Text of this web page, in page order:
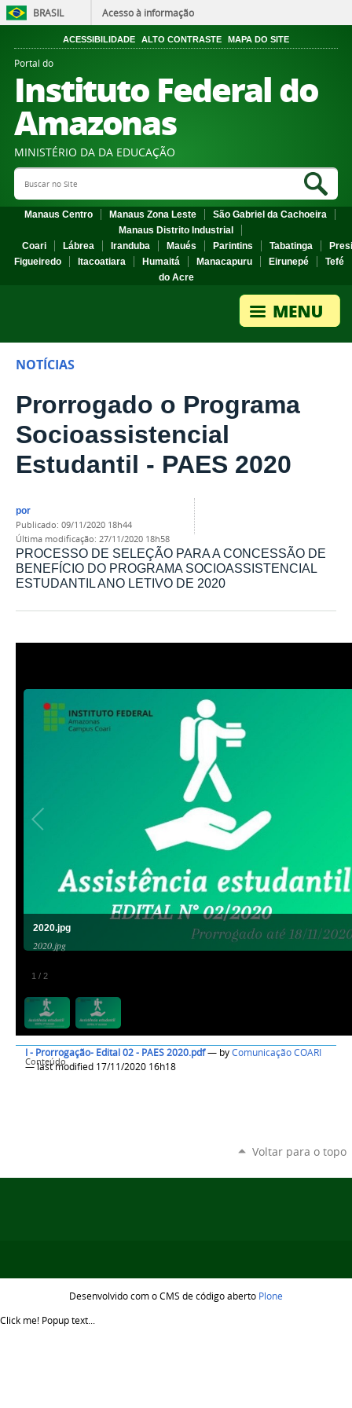
BRASIL Acesso à informação
ACESSIBILIDADE ALTO CONTRASTE MAPA DO SITE
Portal do
Instituto Federal do
Amazonas
MINISTÉRIO DA DA EDUCAÇÃO
Search Site
Manaus Centro Manaus Zona Leste
São Gabriel da Cachoeira
Manaus Distrito Industrial
Coari
Lábrea Iranduba Maués Parintins Tabatinga
Figueiredo
Itacoatiara Humaitá Manacapuru Eirunepé
Tefé
do Acre
NOTÍCIAS
Prorrogado o Programa
Socioassistencial
Estudantil - PAES 2020
por
publicado: 09/11/2020 18h44
última modificação: 27/11/2020 18h58
PROCESSO DE SELEÇÃO PARA A CONCESSÃO DE
BENEFÍCIO DO PROGRAMA SOCIOASSISTENCIAL
ESTUDANTIL ANO LETIVO DE 2020
1 / 2
2020.jpg
2020.jpg
Conteúdo
I - Prorrogação- Edital 02 - PAES 2020.pdf— byComunicação COARI
— last modified 17/11/2020 16h18
Voltar para o topo
Desenvolvido com o CMS de código aberto Plone
Click me! Popup text...